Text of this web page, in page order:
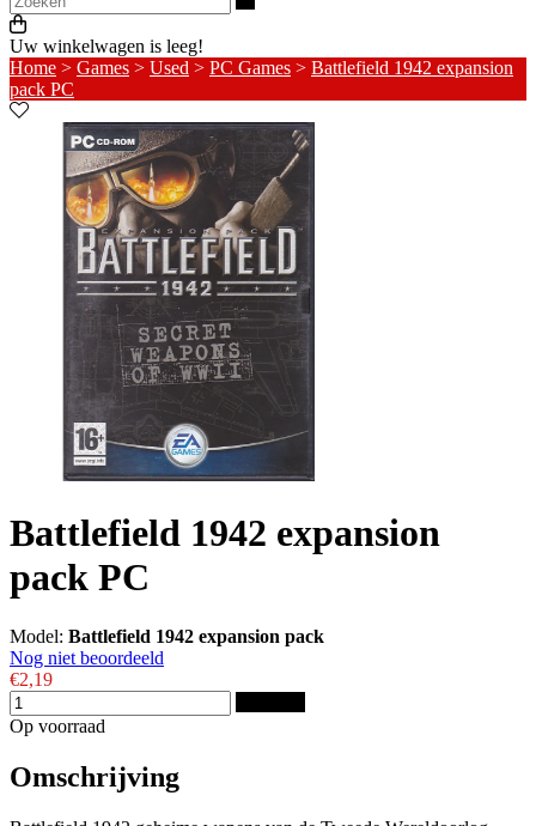
Uw winkelwagen is leeg!
Home > Games > Used > PC Games > Battlefield 1942 expansion
pack PC
Battlefield 1942 expansion
pack PC
Model: Battlefield 1942 expansion pack
Nog niet beoordeeld
€2,19
Op voorraad
Omschrijving